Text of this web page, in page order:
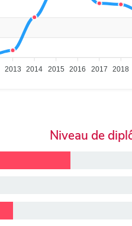
2013 2014 2015 2016 2017 2018
Niveau de